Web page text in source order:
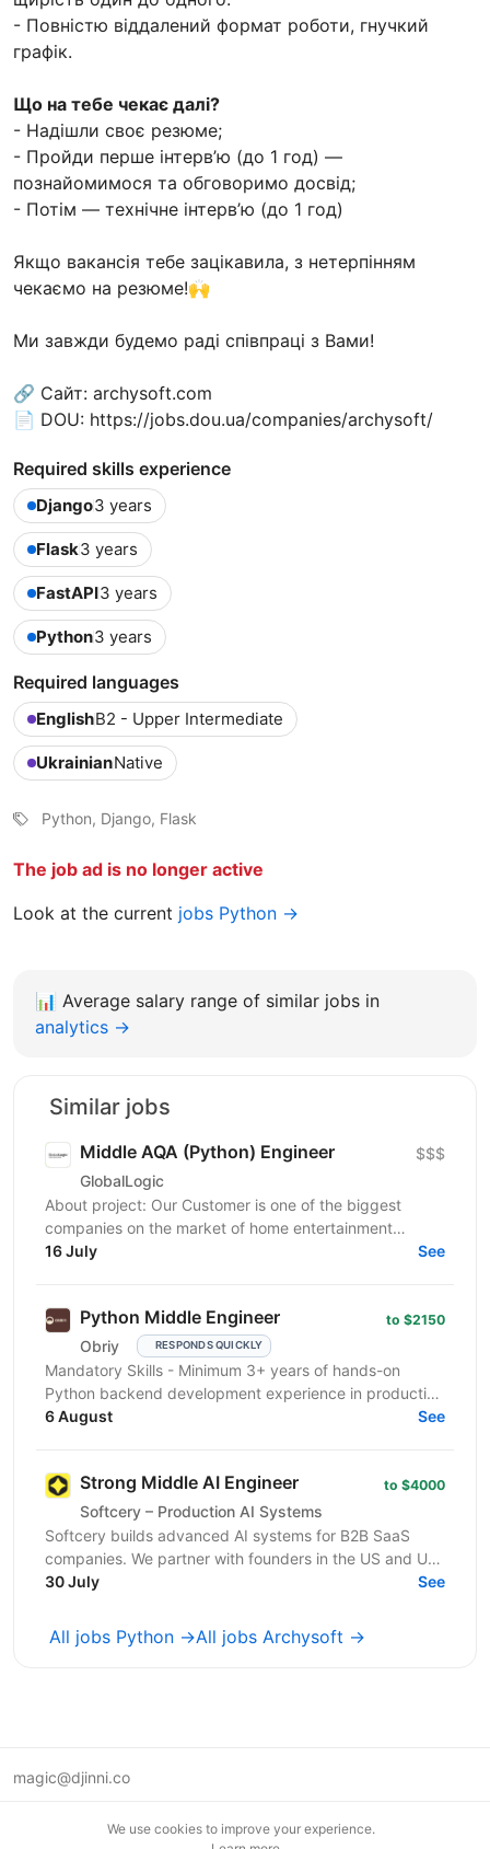
- Повністю віддалений формат роботи, гнучкий
графік.
Що на тебе чекає далі?
- Надішли своє резюме;
- Пройди перше інтерв’ю (до 1 год) —
познайомимося та обговоримо досвід;
- Потім — технічне інтерв’ю (до 1 год)
Якщо вакансія тебе зацікавила, з нетерпінням
чекаємо на резюме!🙌
Ми завжди будемо раді співпраці з Вами!
🔗 Сайт: archysoft.com
📄 DOU: https://jobs.dou.ua/companies/archysoft/
Required skills experience
Django3 years
Flask3 years
FastAPI3 years
Python3 years
Required languages
EnglishB2 - Upper Intermediate
UkrainianNative
Python, Django, Flask
The job ad is no longer active
Look at the current jobs Python →
📊 Average salary range of similar jobs in
analytics →
Similar jobs
Middle AQA (Python) Engineer
GlobalLogic
$$$
About project: Our Customer is one of the biggest
companies on the market of home entertainment
consumer electronics devices that strives to provide
16 July See
Python Middle Engineer
Obriy RESPONDS QUICKLY
to $2150
Mandatory Skills - Minimum 3+ years of hands-on
Python backend development experience in production
environments - Strong Python fundamentals (clean
6 August See
Strong Middle AI Engineer
Softcery – Production AI Systems
to $4000
Softcery builds advanced AI systems for B2B SaaS
companies. We partner with founders in the US and UK
to design, build, and scale production-ready AI...
30 July See
All jobs Python →All jobs Archysoft →
magic@djinni.co
We use cookies to improve your experience.